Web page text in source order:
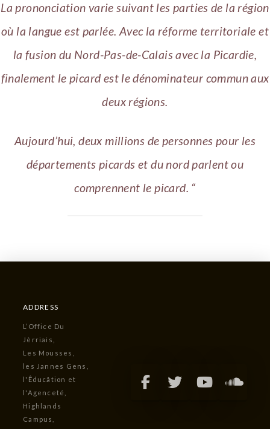
La prononciation varie suivant les parties de la région
où la langue est parlée. Avec la réforme territoriale et
la fusion du Nord-Pas-de-Calais avec la Picardie,
finalement le picard est le dénominateur commun aux
deux régions.
Aujourd’hui, deux millions de personnes pour les
départements picards et du nord parlent ou
comprennent le picard. “
ADDRESS
L’Office Du
Jèrriais,
Les Mousses,
les Jannes Gens,
l'Êducâtion et
l'Agenceté,
Highlands
Campus,